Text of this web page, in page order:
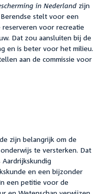
in Nederland zijn
stelt voor een
voor recreatie
Dat zou aansluiten bij de
en is beter voor het milieu.
aan de commissie voor
zijn belangrijk om de
te versterken. Dat
en een bijzonder
een petitie voor de